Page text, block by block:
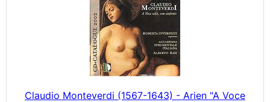
Claudio Monteverdi (1567-1643) - Arien "A Voce